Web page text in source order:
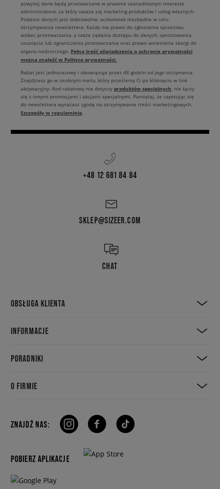
powyżej dane będą przetwarzane w prawnie uzasadnionym interesie
administratora, za który uważa się marketing produktów i usług własnych.
Podanie danych jest dobrowolne, aczkolwiek niezbędne w celu
otrzymywania newslettera. Każdy ma prawo do zgłoszenia sprzeciwu
wobec przetwarzania, a także żądania dostępu do danych, sprostowania,
usunięcia lub ograniczenia przetwarzania oraz prawo wniesienia skargi do
organu nadzorczego. Pełną treść oświadczenia o ochronie prywatności
można znaleźć w Polityce prywatności.
Rabat jest jednorazowy i obowiązuje przez 48 godzin od jego otrzymania.
Znajdziesz go w osobnym mailu, który prześlemy Ci po kliknięciu w link
aktywacyjny. Kod rabatowy nie dotyczy produktów specjalnych, nie łączy
się z innymi promocjami i akcjami specjalnymi. Pamiętaj, że zapisując się
do newslettera wyrażasz zgodę na otrzymywanie treści marketingowych.
Szczegóły w regulaminie.
+48 12 681 84 84
SKLEP@SIZEER.COM
CHAT
OBSŁUGA KLIENTA
INFORMACJE
PORADNIKI
O FIRMIE
ZNAJDŹ NAS:
POBIERZ APLIKACJE